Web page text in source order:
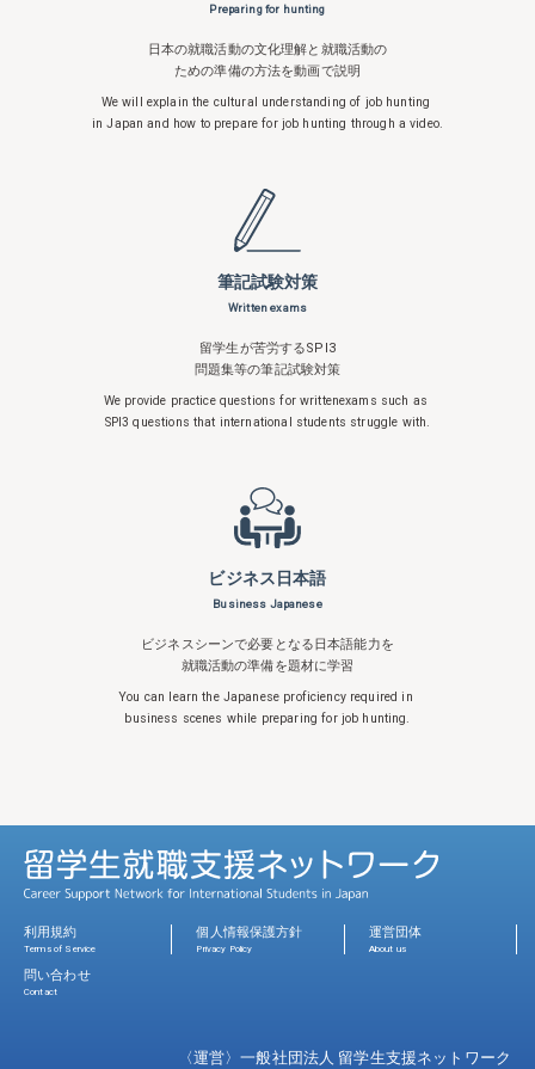
Preparing for hunting
日本の就職活動の文化理解と就職活動の
ための準備の方法を動画で説明
We will explain the cultural understandingof job hunting
in Japan and how to prepare for job hunting through a video.
筆記試験対策
Written exams
留学生が苦労するSPI3
問題集等の筆記試験対策
We provide practice questions for writtenexams such as
SPI3 questions that international students struggle with.
ビジネス日本語
Business Japanese
ビジネスシーンで必要となる日本語能力を
就職活動の準備を題材に学習
You can learn the Japanese proficiency required in
business scenes while preparing for job hunting.
利用規約
Terms of Service
個人情報保護方針
Privacy Policy
運営団体
About us
問い合わせ
Contact
〈運営〉一般社団法人 留学生支援ネットワーク